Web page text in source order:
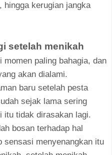
hingga kerugian jangka
setelah menikah
paling bahagia, dan
akan dialami.
baru setelah pesta
sejak lama sering
itu tidak dirasakan lagi.
bosan terhadap hal
sensasi menyenangkan itu